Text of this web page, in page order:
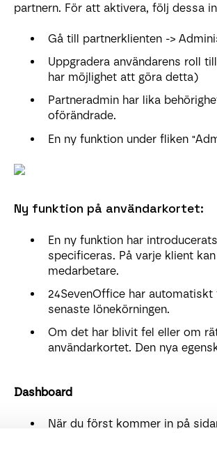
partnern. För att aktivera, följ dessa
Gå till partnerklienten ->
Uppgradera användarens roll till
har möjlighet att göra detta)
Partneradmin har lika
oförändrade.
En ny funktion under fliken
Ny funktion på användarkortet:
En ny funktion har
specificeras. På varje klient
medarbetare.
24SevenOffice har
senaste lönekörningen.
Om det har blivit fel eller om
användarkortet. Den nya
Dashboard
När du först kommer in på